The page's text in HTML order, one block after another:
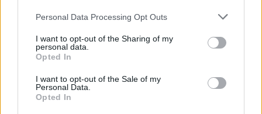
Personal Data Processing Opt Outs
I want to opt-out of the Sharing of my
personal data.
Opted In
I want to opt-out of the Sale of my
Personal Data.
Opted In